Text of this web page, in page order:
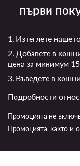
първи
1. Изтеглете
2. Добавете в
цена за минимум
3. Въведете в
Подробности
Промоцията не
Промоцията, както и